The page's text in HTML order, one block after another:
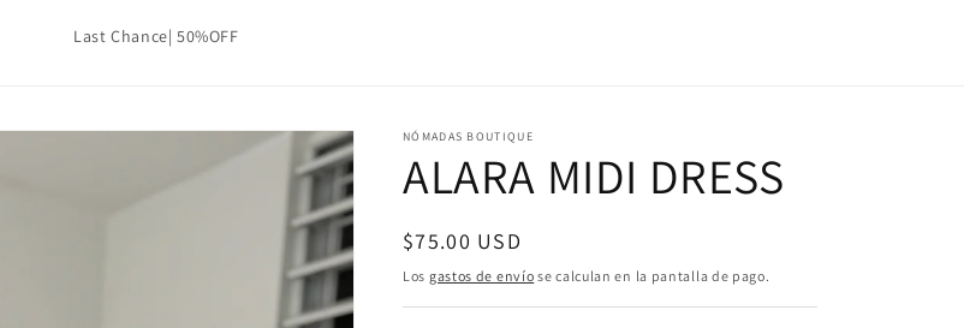
Last Chance| 50%OFF
NÓMADAS BOUTIQUE
ALARA MIDI DRESS
Precio
habitual
$75.00 USD
Los gastos de envío se calculan en la pantalla de pago.